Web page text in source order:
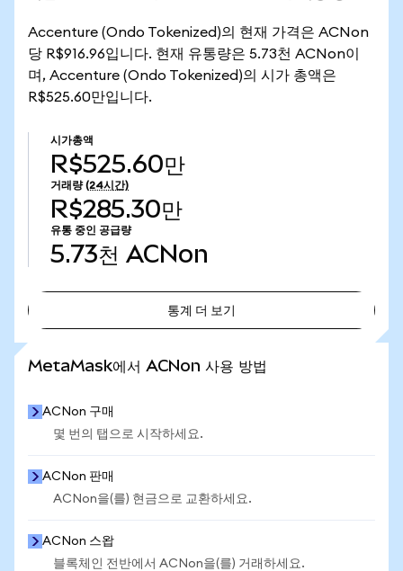
Accenture (Ondo Tokenized)의 현재 가격은 ACNon
당 R$916.96입니다. 현재 유통량은 5.73천 ACNon이
며, Accenture (Ondo Tokenized)의 시가 총액은
R$525.60만입니다.
시가총액
R$525.60만
거래량 (24시간)
R$285.30만
유통 중인 공급량
5.73천 ACNon
통계 더 보기
MetaMask에서 ACNon 사용 방법
ACNon 구매
몇 번의 탭으로 시작하세요.
ACNon 판매
ACNon을(를) 현금으로 교환하세요.
ACNon 스왑
블록체인 전반에서 ACNon을(를) 거래하세요.